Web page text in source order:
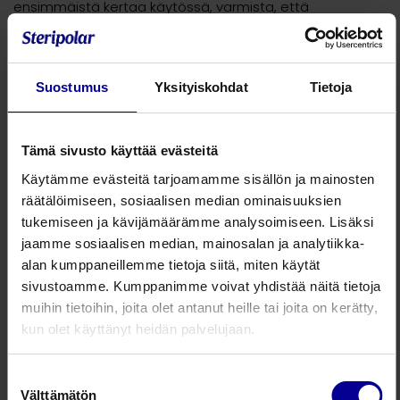
Suostumus Yksityiskohdat Tietoja
Tämä sivusto käyttää evästeitä
Käytämme evästeitä tarjoamamme sisällön ja mainosten
räätälöimiseen, sosiaalisen median ominaisuuksien
tukemiseen ja kävijämäärämme analysoimiseen. Lisäksi
jaamme sosiaalisen median, mainosalan ja analytiikka-
alan kumppaneillemme tietoja siitä, miten käytät
sivustoamme. Kumppanimme voivat yhdistää näitä tietoja
muihin tietoihin, joita olet antanut heille tai joita on kerätty,
kun olet käyttänyt heidän palvelujaan.
Välttämätön
ensimmäistä kertaa käytössä, varmista, että
taajuudensäädin on asetettu alimmalle
taajuusvastukselle, eli ykköselle.
Varmista, että suu on tiiviisti suukappaleen ympärillä
Hengitä ulos aktiivisesti suukappaleeseen, mutta ei liian
voimakkaasti. Uloshengityksen tulisi kestää noin 3-4
kertaa pidempään kuin sisäänhengityksen. Pidä pieni
hengähdystauko ja toista sama uudelleen. Jos puhallat
Acapellaan liman irrottamiseksi, yski puhallussarjojen
välisellä tauolla 2-3 kertaa. Toista harjoittelu 2-4 kertaa
päivässä tai fysioterapeuttisi ohjeiden mukaan.
Huolto
Acapella® Choice Blue -laitteen saa avattua ja